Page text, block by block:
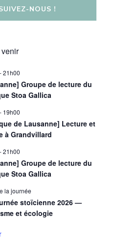
NOUS !
-21h00
Groupe de lecture du
Stoa Gallica
- 19h00
de Lausanne] Lecture et
à Grandvillard
-21h00
Groupe de lecture du
Stoa Gallica
la journée
stoïcienne 2026 —
et écologie